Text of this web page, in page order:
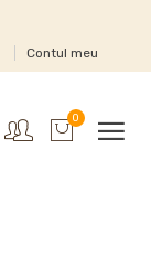
Contul meu
0